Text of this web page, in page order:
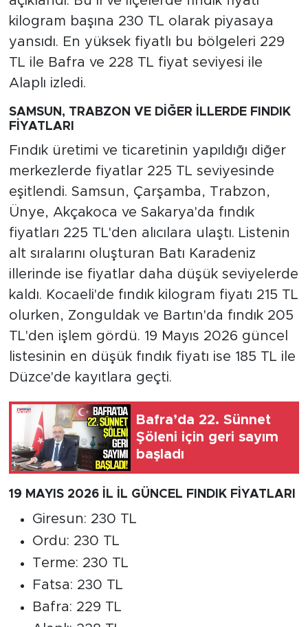
kilogram başına 230 TL olarak piyasaya
yansıdı. En yüksek fiyatlı bu bölgeleri 229
TL ile Bafra ve 228 TL fiyat seviyesi ile
Alaplı izledi.
SAMSUN, TRABZON VE DİĞER İLLERDE FINDIK
FİYATLARI
Fındık üretimi ve ticaretinin yapıldığı diğer
merkezlerde fiyatlar 225 TL seviyesinde
eşitlendi. Samsun, Çarşamba, Trabzon,
Ünye, Akçakoca ve Sakarya'da fındık
fiyatları 225 TL'den alıcılara ulaştı. Listenin
alt sıralarını oluşturan Batı Karadeniz
illerinde ise fiyatlar daha düşük seviyelerde
kaldı. Kocaeli'de fındık kilogram fiyatı 215 TL
olurken, Zonguldak ve Bartın'da fındık 205
TL'den işlem gördü. 19 Mayıs 2026 güncel
listesinin en düşük fındık fiyatı ise 185 TL ile
Düzce'de kayıtlara geçti.
Bafra’da 22. Sünnet
Şöleni için geri sayım
başladı
19 MAYIS 2026 İL İL GÜNCEL FINDIK FİYATLARI
Giresun: 230 TL
Ordu: 230 TL
Terme: 230 TL
Fatsa: 230 TL
Bafra: 229 TL